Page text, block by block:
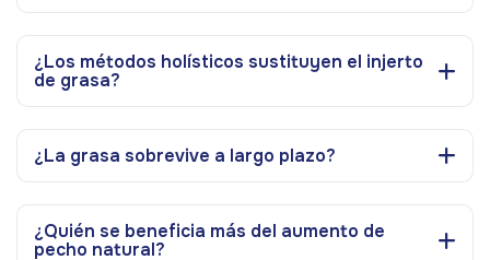
¿Los métodos holísticos sustituyen el injerto
de grasa?
¿La grasa sobrevive a largo plazo?
¿Quién se beneficia más del aumento de
pecho natural?